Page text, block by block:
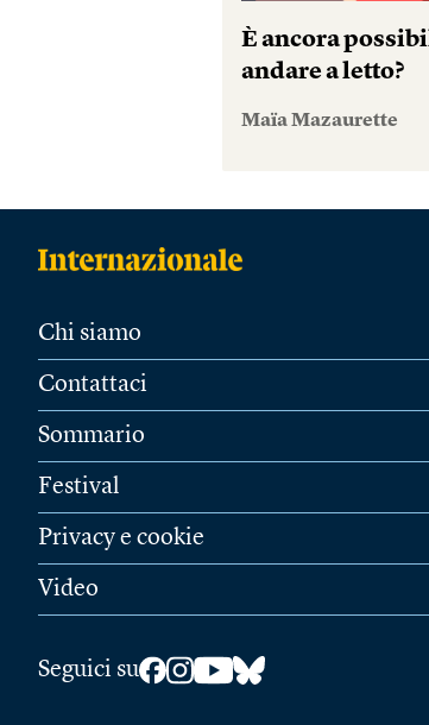
È ancora
andare a letto?
Maïa Mazaurette
Chi siamo
Contattaci
Sommario
Festival
Privacy e cookie
Video
Seguici su